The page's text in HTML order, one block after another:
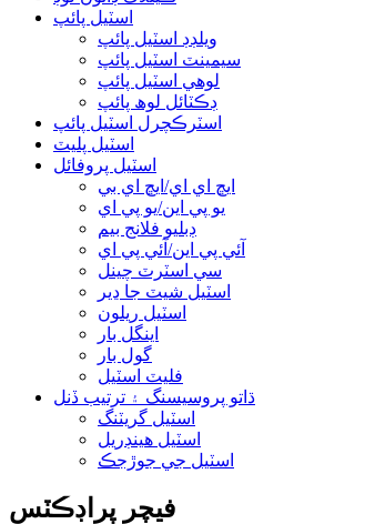
اسٽيل پائپ
ويلڊڊ اسٽيل پائپ
سيمينٽ اسٽيل پائپ
لوهي اسٽيل پائپ
ڊڪٽائل لوھ پائپ
اسٽرڪچرل اسٽيل پائپ
اسٽيل پليٽ
اسٽيل پروفائل
ايڇ اي اي/ايڇ اي بي
يو پي اين/يو پي اي
ڊبليو فلانج بيم
آئي پي اين/آئي پي اي
سي اسٽرٽ چينل
اسٽيل شيٽ جا ڍير
اسٽيل ريلون
اينگل بار
گول بار
فليٽ اسٽيل
ڌاتو پروسيسنگ ۽ ترتيب ڏنل
اسٽيل گريٽنگ
اسٽيل هينڊريل
اسٽيل جي جوڙجڪ
فيچر پراڊڪٽس